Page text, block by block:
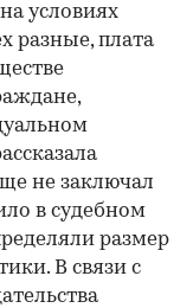
условиях
разные, плата
не заключал
в судебном
размер
В связи с